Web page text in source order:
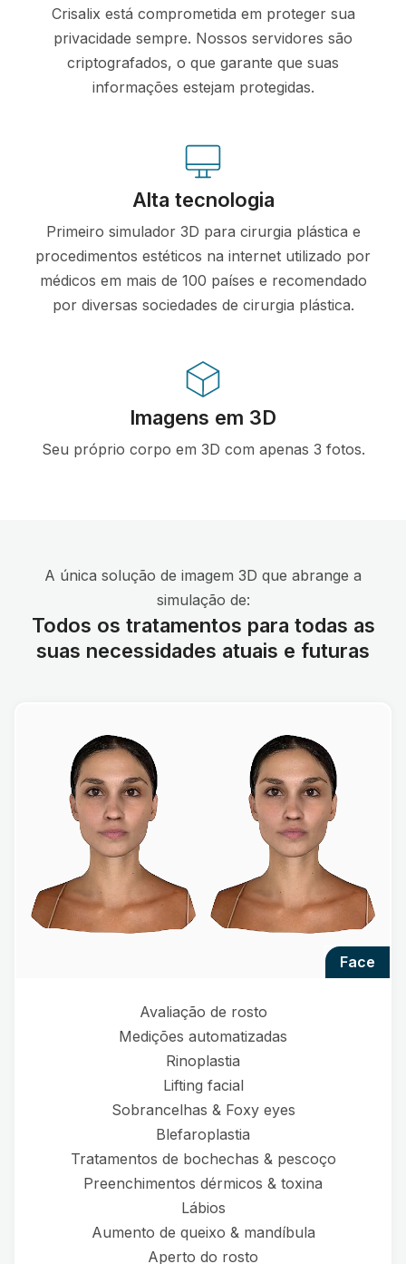
Crisalix está comprometida em proteger sua
privacidade sempre. Nossos servidores são
criptografados, o que garante que suas
informações estejam protegidas.
Alta tecnologia
Primeiro simulador 3D para cirurgia plástica e
procedimentos estéticos na internet utilizado por
médicos em mais de 100 países e recomendado
por diversas sociedades de cirurgia plástica.
Imagens em 3D
Seu próprio corpo em 3D com apenas 3 fotos.
A única solução de imagem 3D que abrange a
simulação de:
Todos os tratamentos para todas as
suas necessidades atuais e futuras
face
Avaliação de rosto
Medições automatizadas
Rinoplastia
Lifting facial
Sobrancelhas & Foxy eyes
Blefaroplastia
Tratamentos de bochechas & pescoço
Preenchimentos dérmicos & toxina
Lábios
Aumento de queixo & mandíbula
Aperto do rosto